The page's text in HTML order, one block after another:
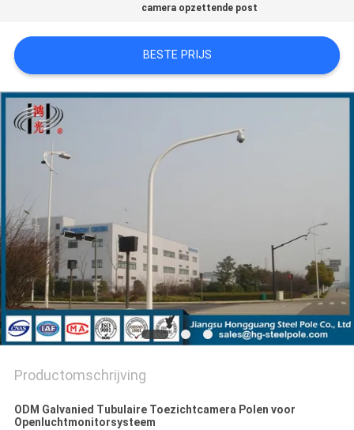
OM EEN
CITAAT
SITEMAP
PRIVACYBELEID
camera opzettende post
BESTE PRIJS
Productomschrijving
ODM Galvanied Tubulaire Toezichtcamera Polen voor
Openluchtmonitorsysteem